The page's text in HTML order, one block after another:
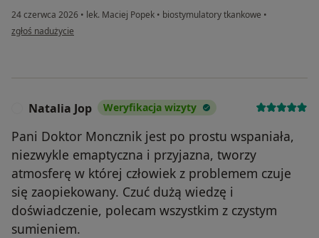
24 czerwca 2026 • lek. Maciej Popek • biostymulatory tkankowe •
w opinii użytkownika Dorota
zgłoś nadużycie
Natalia Jop Weryfikacja wizyty
Pani Doktor Moncznik jest po prostu wspaniała,
niezwykle emaptyczna i przyjazna, tworzy
atmosferę w której człowiek z problemem czuje
się zaopiekowany. Czuć dużą wiedzę i
doświadczenie, polecam wszystkim z czystym
sumieniem.